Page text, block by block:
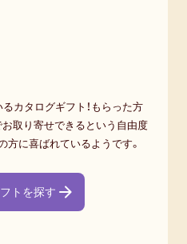
カタログギフト！もらった方
取り寄せできるという自由度
方に喜ばれているようです。
トを探す